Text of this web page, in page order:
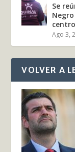
Se
Ago 3,
VOLVER A